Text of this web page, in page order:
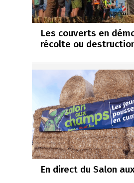
Les couverts en
récolte ou
En direct du Salon